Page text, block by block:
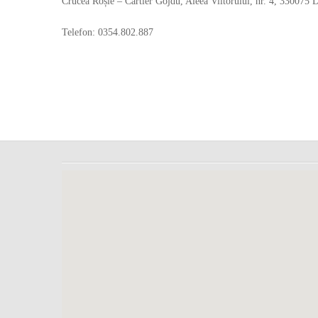
Telefon: 0354.802.887